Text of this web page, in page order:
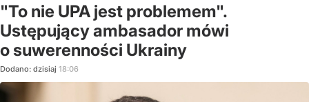
"To nie UPA jest problemem".
Ustępujący ambasador mówi
o suwerenności Ukrainy
Dodano: dzisiaj 18:06